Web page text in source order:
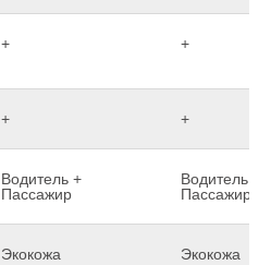
+ +
+ +
Водитель +
Пассажир
Водитель +
Пассажир
Экокожа Экокожа